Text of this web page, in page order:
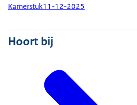
Kamerstuk11-12-2025
Hoort bij